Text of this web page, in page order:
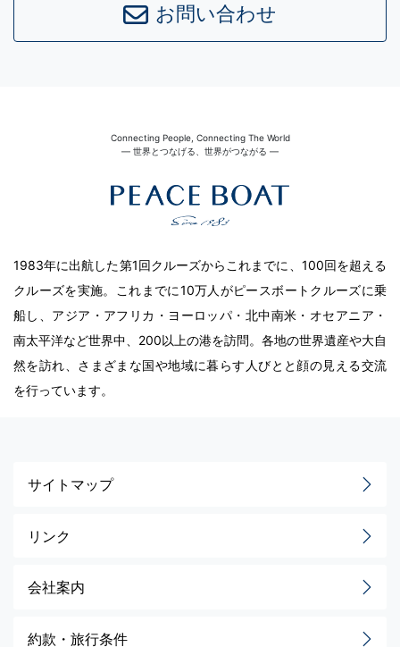
お問い合わせ
Connecting People, Connecting The World
― 世界とつなげる、世界がつながる ―
1983年に出航した第1回クルーズからこれまでに、100回を超える
クルーズを実施。これまでに10万人がピースボートクルーズに乗
船し、アジア・アフリカ・ヨーロッパ・北中南米・オセアニア・
南太平洋など世界中、200以上の港を訪問。各地の世界遺産や大自
然を訪れ、さまざまな国や地域に暮らす人びとと顔の見える交流
を行っています。
サイトマップ
リンク
会社案内
約款・旅行条件